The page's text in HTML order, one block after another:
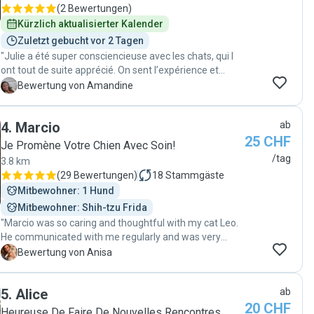
(2 Bewertungen)
Kürzlich aktualisierter Kalender
Zuletzt gebucht vor 2 Tagen
"Julie a été super consciencieuse avec les chats, qui l
ont tout de suite apprécié. On sent l’expérience et
l’amour des animaux. Très bonne communication et
A Bewertung von Amandine
4. Marcio
Je Promène Votre Chien Avec Soin!
3.8 km
(29 Bewertungen) 18 Stammgäste
Mitbewohner: 1 Hund
Mitbewohner: Shih-tzu Frida
"Marcio was so caring and thoughtful with my cat Leo.
He communicated with me regularly and was very
professional. It was clear that he cares about animals
si attentionné et attentionné avec mon chat Leo. Il
communiquait avec moi régulièrement et était très
A Bewertung von Anisa
ab
25 CHF
/tag
5. Alice ab
20 CHF